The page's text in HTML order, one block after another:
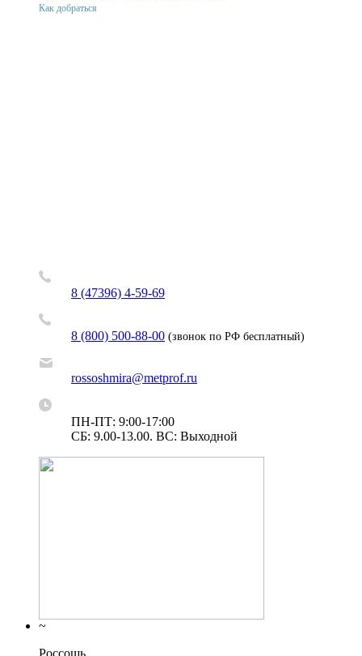
Как добраться
8 (47396) 4-59-69
8 (800) 500-88-00 (звонок по РФ бесплатный)
rossoshmira@metprof.ru
ПН-ПТ: 9:00-17:00
СБ: 9.00-13.00. ВС: Выходной
~
Россошь